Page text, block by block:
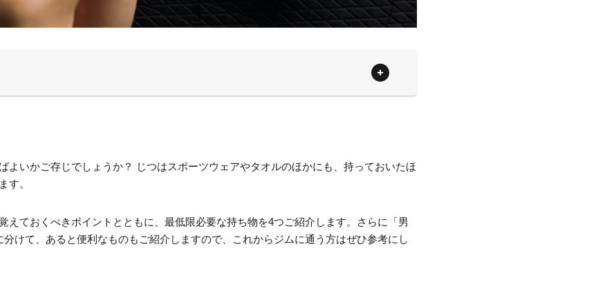
よいかご存じでしょうか？ じつはスポーツウェアやタオルのほかにも、持っておいたほ
す。
えておくべきポイントとともに、最低限必要な持ち物を4つご紹介します。さらに「男
けて、あると便利なものもご紹介しますので、これからジムに通う方はぜひ参考にし